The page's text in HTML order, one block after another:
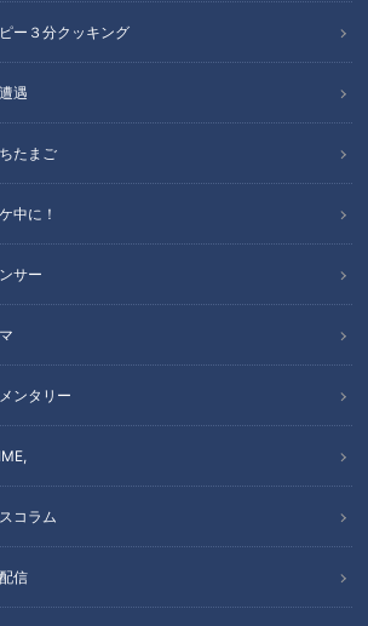
ー３分クッキング
遇
たまご
中に！
サー
ンタリー
コラム
信
」動画
貴（岐阜出身）が北海道の下道830㎞を軽
メ10食を爆食い！
ティ 道との遭遇』は CBCテレビ 毎週
sr4jyby1u3
エティ 道との遭遇」公式サイト
michi/
この記事の画像を見る
なたへのおすすめ